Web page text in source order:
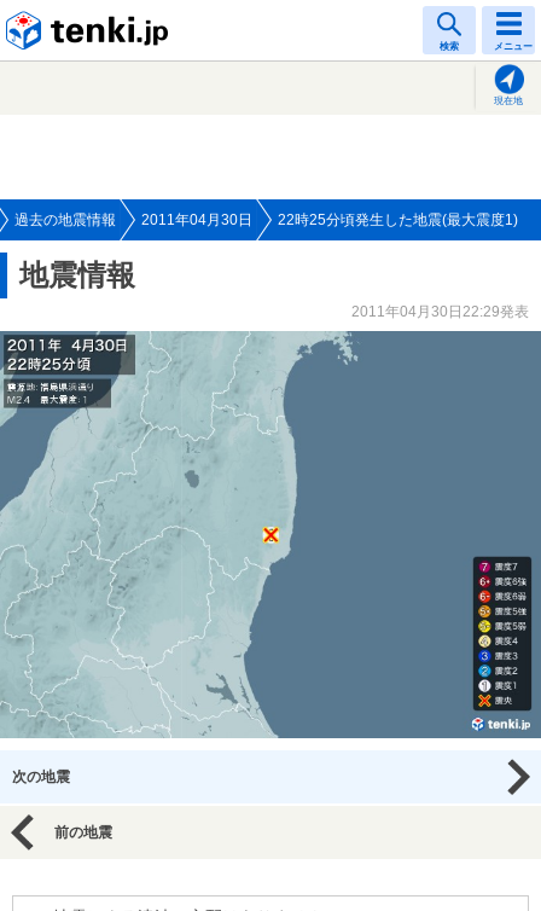
検索 メニュー
現在地
過去の地震情報 2011年04月30日 22時25分頃発生した地震(最大震度1)
地震情報
2011年04月30日22:29発表
次の地震
前の地震